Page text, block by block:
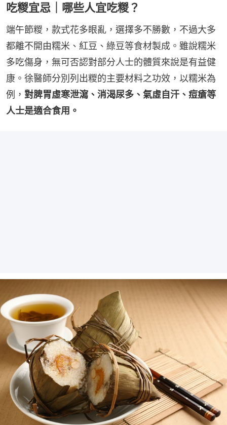
吃糉宜忌｜哪些人宜吃糉？
端午節糉，款式花多眼亂，選擇多不勝數，不過大多
都離不開由糯米、紅豆、綠豆等食材製成。雖說糯米
多吃傷身，無可否認對部分人士的體質來說是有益健
康。徐醫師分別列出糉的主要材料之功效，以糯米為
例， 對脾胃虛寒泄瀉、消渴尿多、氣虛自汗、痘瘡等
人士是適合食用。